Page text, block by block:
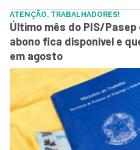
ATENÇÃO, TRABALHADORES!
Último mês do PIS/Pasep
abono fica disponível e
em agosto